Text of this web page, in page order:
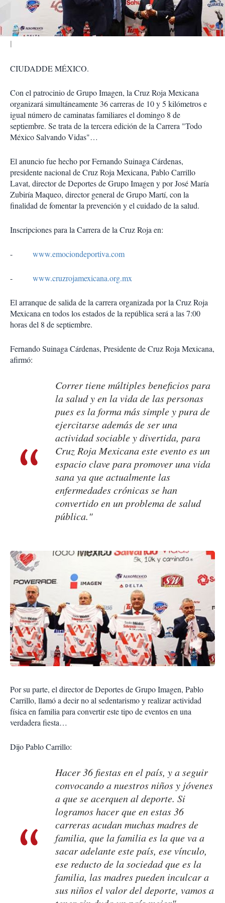
i
r
CIUDADDE MÉXICO.
Con el patrocinio de Grupo Imagen, la Cruz Roja Mexicana
organizará simultáneamente 36 carreras de 10 y 5 kilómetros e
igual número de caminatas familiares el domingo 8 de
septiembre. Se trata de la tercera edición de la Carrera "Todo
México Salvando Vidas"…
El anuncio fue hecho por Fernando Suinaga Cárdenas,
presidente nacional de Cruz Roja Mexicana, Pablo Carrillo
Lavat, director de Deportes de Grupo Imagen y por José María
Zubiría Maqueo, director general de Grupo Martí, con la
finalidad de fomentar la prevención y el cuidado de la salud.
Inscripciones para la Carrera de la Cruz Roja en:
- www.emociondeportiva.com
- www.cruzrojamexicana.org.mx
El arranque de salida de la carrera organizada por la Cruz Roja
Mexicana en todos los estados de la república será a las 7:00
horas del 8 de septiembre.
Fernando Suinaga Cárdenas, Presidente de Cruz Roja Mexicana,
afirmó:
Correr tiene múltiples beneficios para
la salud y en la vida de las personas
pues es la forma más simple y pura de
ejercitarse además de ser una
actividad sociable y divertida, para
Cruz Roja Mexicana este evento es un
espacio clave para promover una vida
sana ya que actualmente las
enfermedades crónicas se han
convertido en un problema de salud
pública."
Por su parte, el director de Deportes de Grupo Imagen, Pablo
Carrillo, llamó a decir no al sedentarismo y realizar actividad
física en familia para convertir este tipo de eventos en una
verdadera fiesta…
Dijo Pablo Carrillo:
Hacer 36 fiestas en el país, y a seguir
convocando a nuestros niños y jóvenes
a que se acerquen al deporte. Si
logramos hacer que en estas 36
carreras acudan muchas madres de
familia, que la familia es la que va a
sacar adelante este país, ese vínculo,
ese reducto de la sociedad que es la
familia, las madres pueden inculcar a
sus niños el valor del deporte, vamos a